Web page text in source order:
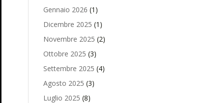
Gennaio 2026 (1)
Dicembre 2025 (1)
Novembre 2025 (2)
Ottobre 2025 (3)
Settembre 2025 (4)
Agosto 2025 (3)
Luglio 2025 (8)